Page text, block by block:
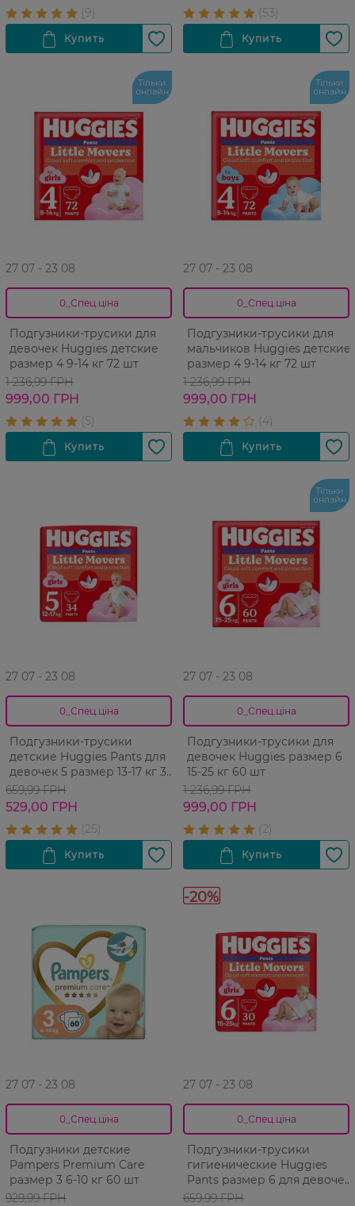
Тільки
онлайн
27 07 - 23 08
0_Спец.ціна
Подгузники-трусики для
девочек Huggies детские
размер 4 9-14 кг 72 шт
1 236,99 ГРН
999,00 ГРН
Тільки
онлайн
27 07 - 23 08
0_Спец.ціна
Подгузники-трусики для
мальчиков Huggies детские
размер 4 9-14 кг 72 шт
1 236,99 ГРН
999,00 ГРН
27 07 - 23 08
0_Спец.ціна
Подгузники-трусики
детские Huggies Pants для
девочек 5 размер 13-17 кг 34
шт
659,99 ГРН
529,00 ГРН
Тільки
онлайн
27 07 - 23 08
0_Спец.ціна
Подгузники-трусики для
девочек Huggies размер 6
15-25 кг 60 шт
1 236,99 ГРН
999,00 ГРН
27 07 - 23 08
0_Спец.ціна
Подгузники детские
Pampers Premium Care
размер 3 6-10 кг 60 шт
929,99 ГРН
-20%
27 07 - 23 08
0_Спец.ціна
Подгузники-трусики
гигиенические Huggies
Pants размер 6 для девочек
15-25 кг 30 шт
659,99 ГРН